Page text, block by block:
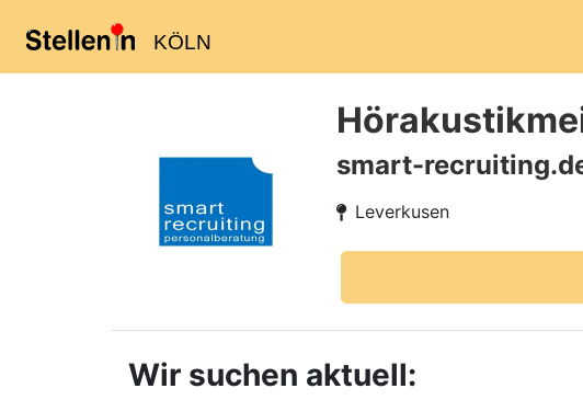
KÖLN
smart-
Leverkusen
Wir suchen aktuell: